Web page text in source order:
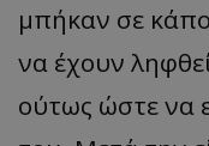
μπήκαν σε
να έχουν
ούτως ώστε να